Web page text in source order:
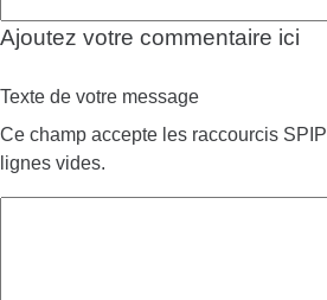
Ajoutez votre commentaire ici
Texte de votre message
Ce champ accepte les raccourcis SPIP
lignes vides.